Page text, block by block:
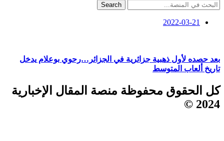
Search
2022-03-21
بعد حصده لأول ذهبية جزائرية في الجزائر…رحوي بوعلام يدخل
تاريخ ألعاب المتوسط
كل الحقوق محفوظة منصة المقال الإخبارية
2024 ©